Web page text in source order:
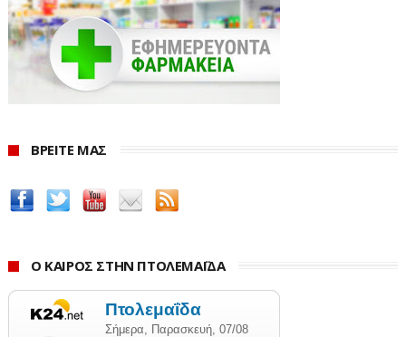
ΒΡΕΙΤΕ ΜΑΣ
Ο ΚΑΙΡΟΣ ΣΤΗΝ ΠΤΟΛΕΜΑΪΔΑ